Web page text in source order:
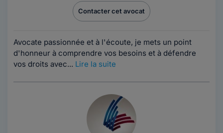
Contacter cet avocat
Avocate passionnée et à l'écoute, je mets un point
d'honneur à comprendre vos besoins et à défendre
vos droits avec... Lire la suite